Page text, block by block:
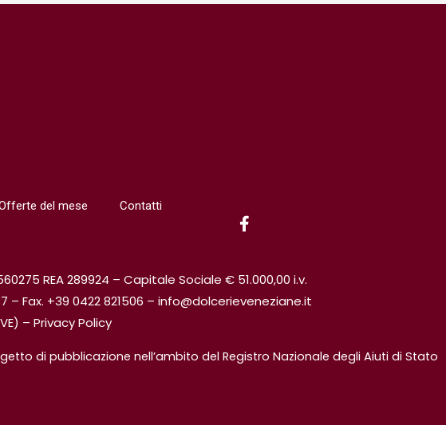
del mese Contatti F
a
b
o
o
f
REA 289924 – Capitale Sociale € 51.000,00 i.v.
– Fax. +39 0422 821506 – info@dolcerieveneziane.it
– Privacy Policy
di pubblicazione nell’ambito del Registro Nazionale degli Aiuti di Stato